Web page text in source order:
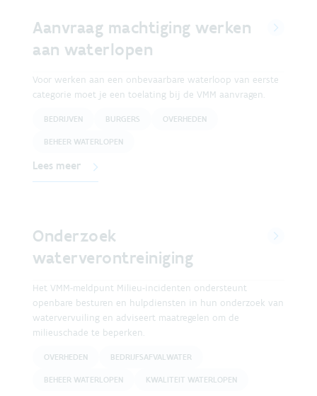
Aanvraag machtiging werken
aan waterlopen
Voor werken aan een onbevaarbare waterloop van eerste
categorie moet je een toelating bij de VMM aanvragen.
BEDRIJVEN BURGERS OVERHEDEN
BEHEER WATERLOPEN
Lees meer
Onderzoek
waterverontreiniging
Het VMM-meldpunt Milieu-incidenten ondersteunt
openbare besturen en hulpdiensten in hun onderzoek van
watervervuiling en adviseert maatregelen om de
milieuschade te beperken.
OVERHEDEN BEDRIJFSAFVALWATER
BEHEER WATERLOPEN KWALITEIT WATERLOPEN